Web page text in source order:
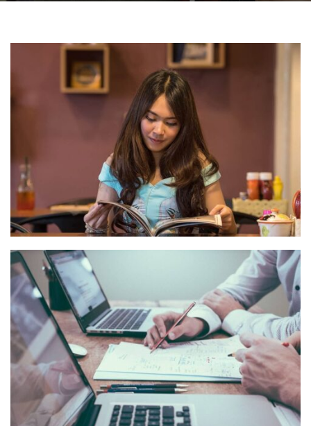
QUOD OFFICIIS
Language,Marketing
NEC SOLUM
Courses,Language